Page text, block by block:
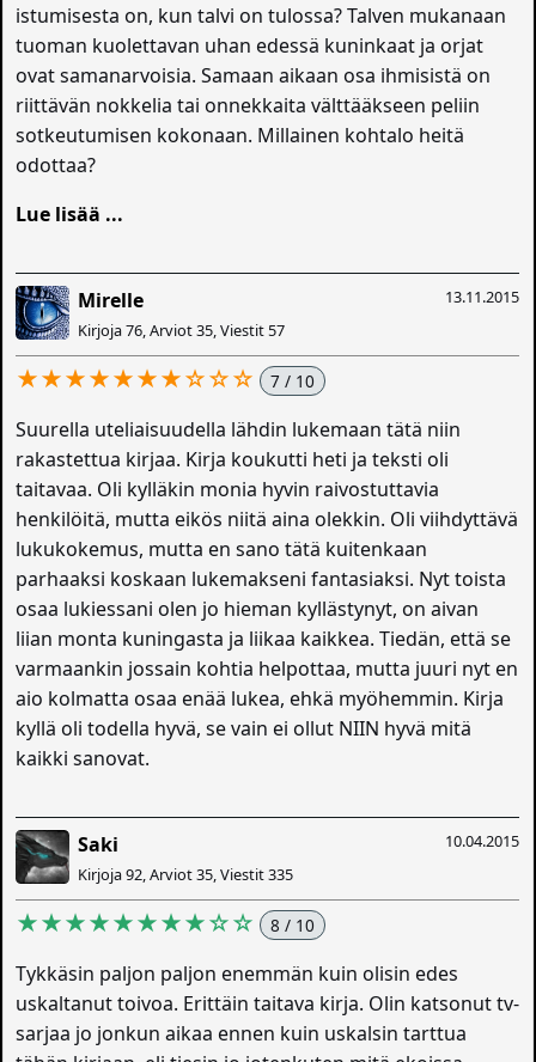
istumisesta on, kun talvi on tulossa? Talven mukanaan
tuoman kuolettavan uhan edessä kuninkaat ja orjat
ovat samanarvoisia. Samaan aikaan osa ihmisistä on
riittävän nokkelia tai onnekkaita välttääkseen peliin
sotkeutumisen kokonaan. Millainen kohtalo heitä
odottaa?
Lue lisää ...
13.11.2015
Mirelle
Kirjoja 76, Arviot 35, Viestit 57
★★★★★★★☆☆☆ 7 / 10
Suurella uteliaisuudella lähdin lukemaan tätä niin
rakastettua kirjaa. Kirja koukutti heti ja teksti oli
taitavaa. Oli kylläkin monia hyvin raivostuttavia
henkilöitä, mutta eikös niitä aina olekkin. Oli viihdyttävä
lukukokemus, mutta en sano tätä kuitenkaan
parhaaksi koskaan lukemakseni fantasiaksi. Nyt toista
osaa lukiessani olen jo hieman kyllästynyt, on aivan
liian monta kuningasta ja liikaa kaikkea. Tiedän, että se
varmaankin jossain kohtia helpottaa, mutta juuri nyt en
aio kolmatta osaa enää lukea, ehkä myöhemmin. Kirja
kyllä oli todella hyvä, se vain ei ollut NIIN hyvä mitä
kaikki sanovat.
10.04.2015
Saki
Kirjoja 92, Arviot 35, Viestit 335
★★★★★★★★☆☆ 8 / 10
Tykkäsin paljon paljon enemmän kuin olisin edes
uskaltanut toivoa. Erittäin taitava kirja. Olin katsonut tv-
sarjaa jo jonkun aikaa ennen kuin uskalsin tarttua